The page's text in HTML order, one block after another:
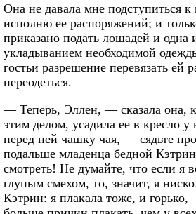
Она не давала мне подступиться
исполню ее распоряжений; и
приказано подать лошадей и одна
укладыванием необходимой
гостьи разрешение перевязать ей
переодеться.
— Теперь, Эллен, — сказала она,
этим делом, усадила ее в кресло у
перед ней чашку чая, — сядьте
подальше младенца бедной
смотреть! Не думайте, что если я
глупым смехом, то, значит, я
Кэтрин: я плакала тоже, и